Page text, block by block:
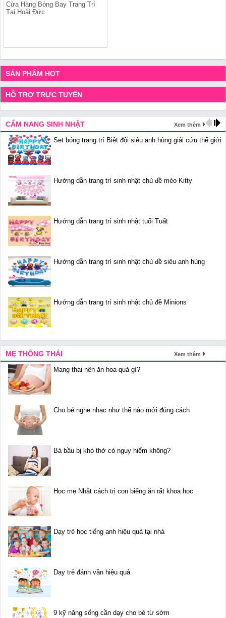
Cửa Hàng Bóng Bay Trang Trí
Tại Hoài Đức
SẢN PHẨM HOT
HỖ TRỢ TRỰC TUYẾN
CẨM NANG SINH NHẬT Xem thêm
Set bóng trang trí Biệt đội siêu anh hùng giải cứu thế giới
Hướng dẫn trang trí sinh nhật chủ đề mèo Kitty
Hướng dẫn trang trí sinh nhật tuổi Tuất
Hướng dẫn trang trí sinh nhật chủ đề siêu anh hùng
Hướng dẫn trang trí sinh nhật chủ đề Minions
MẸ THÔNG THÁI Xem thêm
Mang thai nên ăn hoa quả gì?
Cho bé nghe nhạc như thế nào mới đúng cách
Bà bầu bị khó thở có nguy hiểm không?
Học mẹ Nhật cách trị con biếng ăn rất khoa học
Dạy trẻ học tiếng anh hiệu quả tại nhà
Dạy trẻ đánh vần hiệu quả
9 kỹ năng sống cần dạy cho bé từ sớm